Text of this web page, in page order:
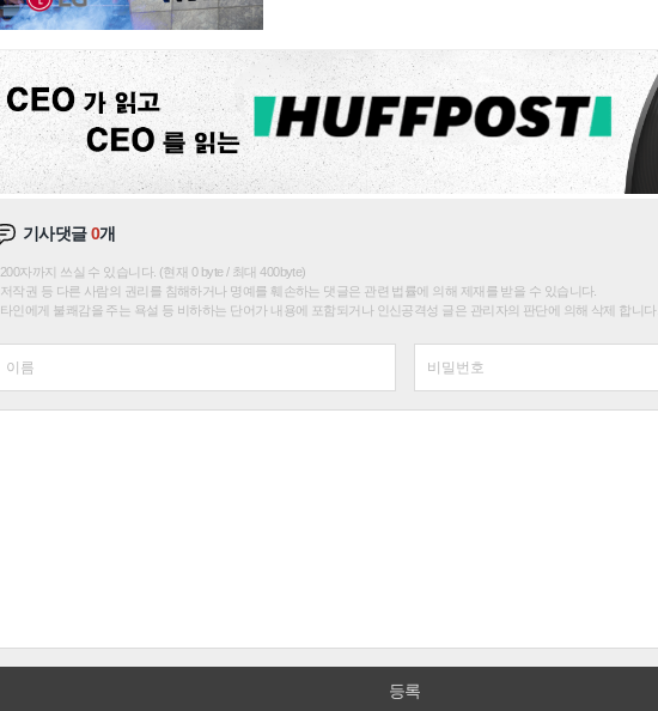
기사댓글0개
200자까지 쓰실 수 있습니다. (현재 0 byte / 최대 400byte)
저작권 등 다른 사람의 권리를 침해하거나 명예를 훼손하는 댓글은 관련 법률에 의해 제재를 받을 수 있습니다.
타인에게 불쾌감을 주는 욕설 등 비하하는 단어가 내용에 포함되거나 인신공격성 글은 관리자의 판단에 의해 삭제 합니다.